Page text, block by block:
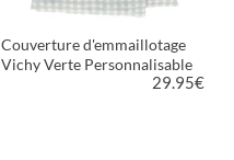
Couverture d'emmaillotage
Vichy Verte Personnalisable
29.95€